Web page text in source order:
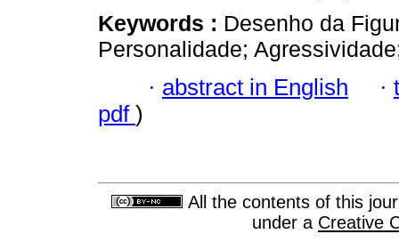
Keywords : Desenho da
Personalidade;
· abstract in English ·
pdf )
All the contents of this
under a Creative